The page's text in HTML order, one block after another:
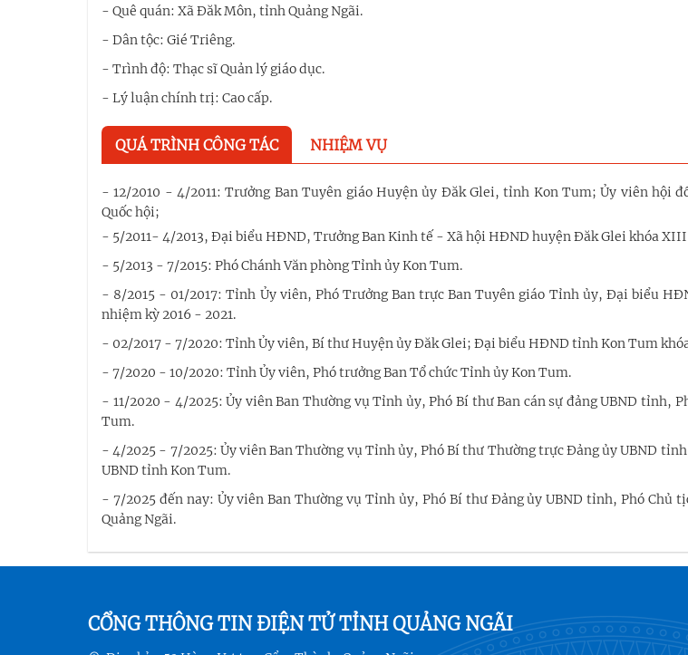
- Quê quán: Xã Đăk Môn, tỉnh Quảng Ngãi.
- Dân tộc: Gié Triêng.
- Trình độ: Thạc sĩ Quản lý giáo dục.
- Lý luận chính trị: Cao cấp.
QUÁ TRÌNH CÔNG TÁC NHIỆM VỤ
- 12/2010 - 4/2011: Trưởng Ban Tuyên giáo Huyện ủy Đăk Glei, tỉnh Kon Tum; Ủy viên hội
Quốc hội;
- 5/2011- 4/2013, Đại biểu HĐND, Trưởng Ban Kinh tế - Xã hội HĐND huyện Đăk Glei khóa XIII
- 5/2013 - 7/2015: Phó Chánh Văn phòng Tỉnh ủy Kon Tum.
- 8/2015 - 01/2017: Tỉnh Ủy viên, Phó Trưởng Ban trực Ban Tuyên giáo Tỉnh ủy, Đại biểu
nhiệm kỳ 2016 - 2021.
- 02/2017 - 7/2020: Tỉnh Ủy viên, Bí thư Huyện ủy Đăk Glei; Đại biểu HĐND tỉnh Kon Tum
- 7/2020 - 10/2020: Tỉnh Ủy viên, Phó trưởng Ban Tổ chức Tỉnh ủy Kon Tum.
- 11/2020 - 4/2025: Ủy viên Ban Thường vụ Tỉnh ủy, Phó Bí thư Ban cán sự đảng UBND tỉnh,
Tum.
- 4/2025 - 7/2025: Ủy viên Ban Thường vụ Tỉnh ủy, Phó Bí thư Thường trực Đảng ủy UBND
UBND tỉnh Kon Tum.
- 7/2025 đến nay: Ủy viên Ban Thường vụ Tỉnh ủy, Phó Bí thư Đảng ủy UBND tỉnh, Phó Chủ
Quảng Ngãi.
CỔNG THÔNG TIN ĐIỆN TỬ TỈNH QUẢNG NGÃI